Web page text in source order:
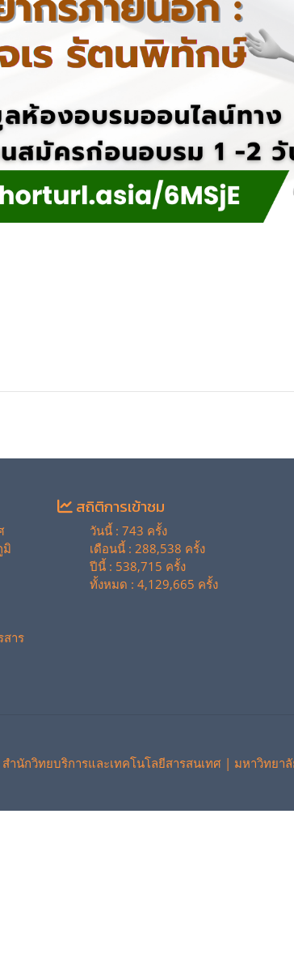
มิ
าร
สถิติการเข้าชม
วันนี้ : 743 ครั้ง
เดือนนี้ : 288,538 ครั้ง
ปีนี้ : 538,715 ครั้ง
ทั้งหมด : 4,129,665 ครั้ง
ำนักวิทยบริการและเทคโนโลยีสารสนเทศ | มหาวิทยา